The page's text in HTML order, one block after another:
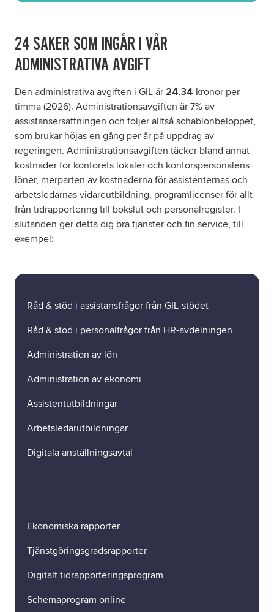
24 SAKER SOM INGÅR I VÅR
ADMINISTRATIVA AVGIFT
Den administrativa avgiften i GIL är 24,34 kronor per
timma (2026). Administrationsavgiften är 7% av
assistansersättningen och följer alltså schablonbeloppet,
som brukar höjas en gång per år på uppdrag av
regeringen. Administrationsavgiften täcker bland annat
kostnader för kontorets lokaler och kontorspersonalens
löner, merparten av kostnaderna för assistenternas och
arbetsledarnas vidareutbildning, programlicenser för allt
från tidrapportering till bokslut och personalregister. I
slutänden ger detta dig bra tjänster och fin service, till
exempel:
Råd & stöd i assistansfrågor från GIL-stödet
Råd & stöd i personalfrågor från HR-avdelningen
Administration av lön
Administration av ekonomi
Assistentutbildningar
Arbetsledarutbildningar
Digitala anställningsavtal
Ekonomiska rapporter
Tjänstgöringsgradsrapporter
Digitalt tidrapporteringsprogram
Schemaprogram online